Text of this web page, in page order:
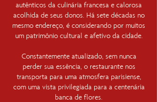
autênticos da culinária francesa e calorosa
acolhida de seus donos. Há sete décadas no
mesmo endereço, é considerando por muitos
um patrimônio cultural e afetivo da cidade.
Constantemente atualizado, sem nunca
perder sua essência, o restaurante nos
transporta para uma atmosfera parisiense,
com uma vista privilegiada para a centenária
banca de flores.